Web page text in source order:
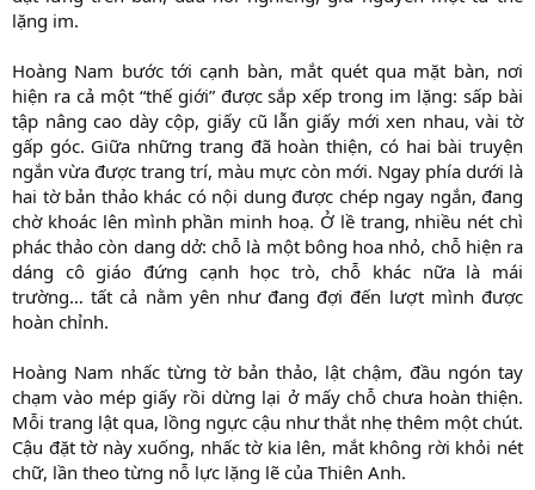
lặng im.
Hoàng Nam bước tới cạnh bàn, mắt quét qua mặt bàn, nơi
hiện ra cả một “thế giới” được sắp xếp trong im lặng: sấp bài
tập nâng cao dày cộp, giấy cũ lẫn giấy mới xen nhau, vài tờ
gấp góc. Giữa những trang đã hoàn thiện, có hai bài truyện
ngắn vừa được trang trí, màu mực còn mới. Ngay phía dưới là
hai tờ bản thảo khác có nội dung được chép ngay ngắn, đang
chờ khoác lên mình phần minh hoạ. Ở lề trang, nhiều nét chì
phác thảo còn dang dở: chỗ là một bông hoa nhỏ, chỗ hiện ra
dáng cô giáo đứng cạnh học trò, chỗ khác nữa là mái
trường… tất cả nằm yên như đang đợi đến lượt mình được
hoàn chỉnh.
Hoàng Nam nhấc từng tờ bản thảo, lật chậm, đầu ngón tay
chạm vào mép giấy rồi dừng lại ở mấy chỗ chưa hoàn thiện.
Mỗi trang lật qua, lồng ngực cậu như thắt nhẹ thêm một chút.
Cậu đặt tờ này xuống, nhấc tờ kia lên, mắt không rời khỏi nét
chữ, lần theo từng nỗ lực lặng lẽ của Thiên Anh.